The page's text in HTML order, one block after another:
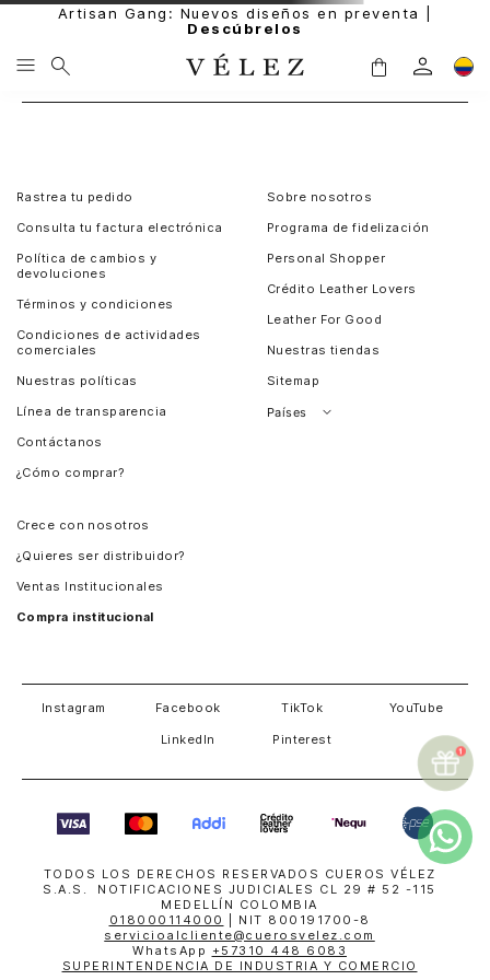
Artisan Gang: Nuevos diseños en preventa |
Descúbrelos
Rastrea tu pedido
Consulta tu factura electrónica
Política de cambios y
devoluciones
Términos y condiciones
Condiciones de actividades
comerciales
Nuestras políticas
Línea de transparencia
Contáctanos
¿Cómo comprar?
Sobre nosotros
Programa de fidelización
Personal Shopper
Crédito Leather Lovers
Leather For Good
Nuestras tiendas
Sitemap
Países
Crece con nosotros
¿Quieres ser distribuidor?
Ventas Institucionales
Compra institucional
Instagram Facebook TikTok YouTube
LinkedIn Pinterest
TODOS LOS DERECHOS RESERVADOS CUEROS VÉLEZ
S.A.S. NOTIFICACIONES JUDICIALES CL 29 # 52 -115
MEDELLÍN COLOMBIA
018000114000
| NIT 800191700-8
servicioalcliente@cuerosvelez.com
WhatsApp +57310 448 6083
SUPERINTENDENCIA DE INDUSTRIA Y COMERCIO